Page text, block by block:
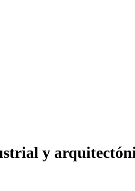
y